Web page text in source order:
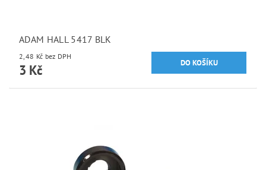
ADAM HALL 5417 BLK
2,48 Kč bez DPH
3 Kč